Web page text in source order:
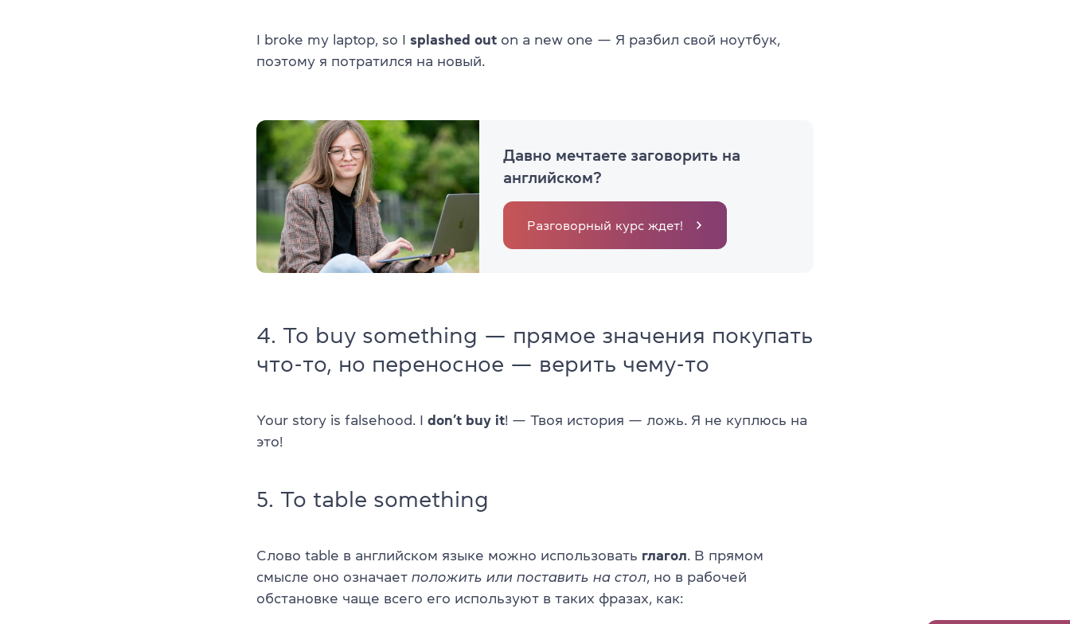
I broke my laptop, so I splashed out on a new one — Я разбил свой ноутбук,
поэтому я потратился на новый.
Давно мечтаете заговорить на
английском?
Разговорный курс ждет!
4. To buy something — прямое значения покупать
что-то, но переносное — верить чему-то
Your story is falsehood. I don’t buy it! — Твоя история — ложь. Я не куплюсь на
это!
5. To table something
Слово table в английском языке можно использовать глагол. В прямом
смысле оно означает положить или поставить на стол, но в рабочей
обстановке чаще всего его используют в таких фразах, как: